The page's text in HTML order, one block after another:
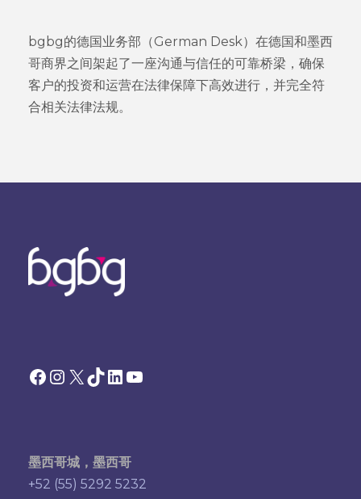
bgbg的德国业务部（German Desk）在德国和墨西
哥商界之间架起了一座沟通与信任的可靠桥梁，确保
客户的投资和运营在法律保障下高效进行，并完全符
合相关法律法规。
Facebook Instagram X TikTok 领英YouTube
墨西哥城，墨西哥
+52 (55) 5292 5232